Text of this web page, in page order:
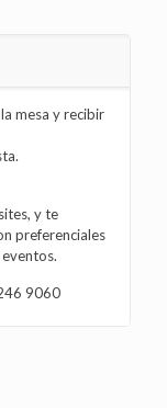
mesa y recibir
y te
preferenciales
9060